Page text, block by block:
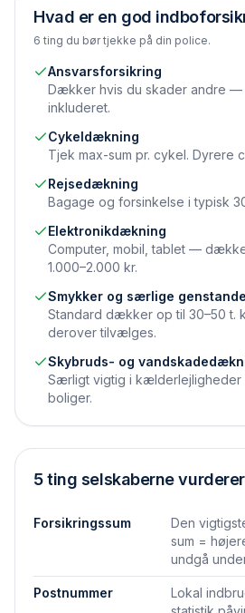
Hvad er en god
6 ting du bør tjekke på din police.
Ansvarsforsikring
Dækker hvis du skader andre —
inkluderet.
Cykeldækning
Tjek max-sum pr. cykel. Dyrere
Rejsedækning
Bagage og forsinkelse i typisk
Elektronikdækning
Computer, mobil, tablet —
1.000–2.000 kr.
Smykker og særlige genstande
Standard dækker op til 30–50 t.
derover tilvælges.
Skybruds- og
Særligt vigtig i kælderlejligheder
boliger.
5 ting selskaberne
Forsikringssum
Den
sum =
undgå
Postnummer
Lokal